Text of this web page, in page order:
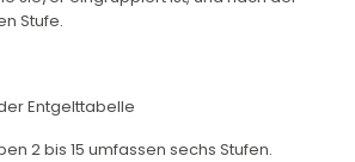
Stufe.
Entgelttabelle
2 bis 15 umfassen sechs Stufen.